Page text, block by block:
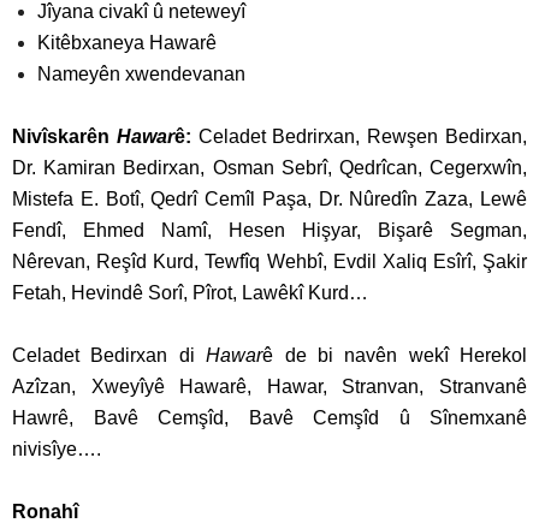
Jîyana civakî û neteweyî
Kitêbxaneya Hawarê
Nameyên xwendevanan
Nivîskarên Hawarê: Celadet Bedrirxan, Rewşen Bedirxan,
Dr. Kamiran Bedirxan, Osman Sebrî, Qedrîcan, Cegerxwîn,
Mistefa E. Botî, Qedrî Cemîl Paşa, Dr. Nûredîn Zaza, Lewê
Fendî, Ehmed Namî, Hesen Hişyar, Bişarê Segman,
Nêrevan, Reşîd Kurd, Tewfîq Wehbî, Evdil Xaliq Esîrî, Şakir
Fetah, Hevindê Sorî, Pîrot, Lawêkî Kurd…
Celadet Bedirxan diHawarê de bi navên wekî Herekol
Azîzan, Xweyîyê Hawarê, Hawar, Stranvan, Stranvanê
Hawrê, Bavê Cemşîd, Bavê Cemşîd û Sînemxanê
nivisîye….
Ronahî